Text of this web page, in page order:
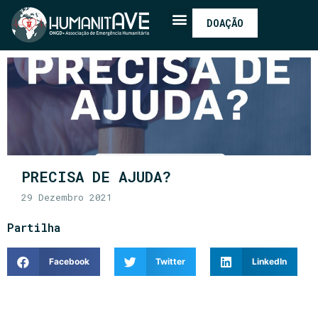
DOAÇÃO
PRECISA DE AJUDA?
29 Dezembro 2021
Partilha
Facebook Twitter LinkedIn